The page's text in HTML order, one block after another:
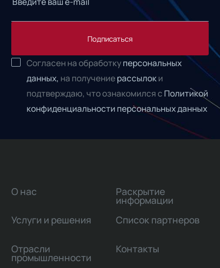
Подписаться
Согласен на обработкуперсональных
данных, на получениерассылоки
подтверждаю, что ознакомился с Политикой
конфиденциальности персональных данных
О нас
Услуги и решения
Отрасли
промышленности
Раскрытие
информации
Список партнеров
Контакты